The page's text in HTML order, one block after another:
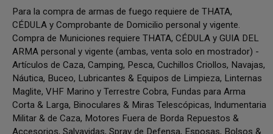
Para la compra de armas de fuego requiere de THATA,
CÉDULA y Comprobante de Domicilio personal y vigente.
Compra de Municiones requiere THATA, CÉDULA y GUIA DEL
ARMA personal y vigente (ambas, venta solo en mostrador) -
Artículos de Caza, Camping, Pesca, Cuchillos Criollos, Navajas,
Náutica, Buceo, Lubricantes & Equipos de Limpieza, Linternas
Maglite, VHF Marino y Terrestre Cobra, Fundas para Arma
Corta & Larga, Binoculares & Miras Telescópicas, Indumentaria
Militar & de Caza, Motores Fuera de Borda Repuestos &
Accesorios, Salvavidas, Spray de Defensa, Esposas, Bolsos &